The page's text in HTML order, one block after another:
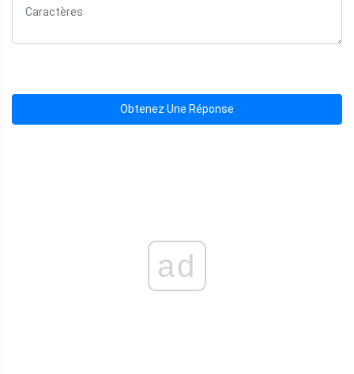
Obtenez Une Réponse
ad